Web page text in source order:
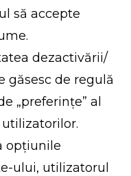
să accepte
dezactivării/
găsesc de regulă
„preferințe” al
opțiunile
ului, utilizatorul